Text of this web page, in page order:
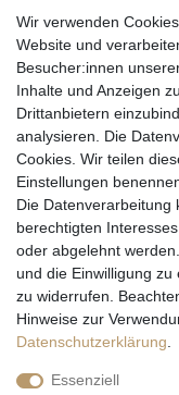
Wir verwenden
Website und
Besucher:innen
Inhalte und Anzeigen
Drittanbietern
analysieren. Die
Cookies. Wir teilen
Einstellungen
Die Datenverarbeitung
berechtigten
oder abgelehnt
und die Einwilligung
zu widerrufen.
Hinweise zur
Daten­schutz­erklärung
Essenziell